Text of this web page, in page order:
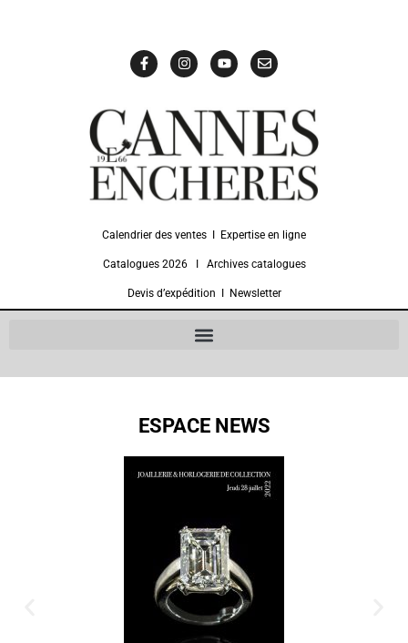
Calendrier des ventes Expertise en ligne
Catalogues 2026Ι Archives catalogues
Devis d’expédition Newsletter
ESPACE NEWS